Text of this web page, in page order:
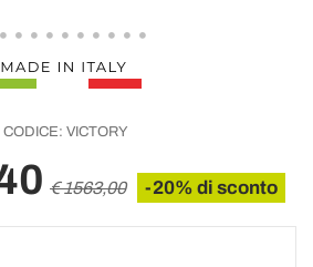
CODICE: VICTORY
€ 1563,00 -20% di sconto